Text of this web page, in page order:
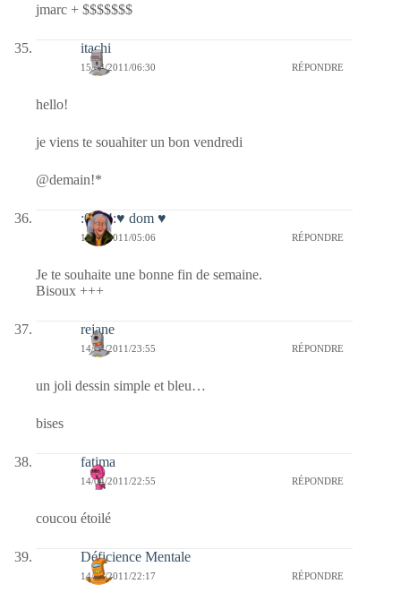
jmarc + $$$$$$$
itachi
15/04/2011/06:30 RÉPONDRE
hello!
je viens te souahiter un bon vendredi
@demain!*
:0014:♥ dom ♥
15/04/2011/05:06 RÉPONDRE
Je te souhaite une bonne fin de semaine.
Bisoux +++
rejane
14/04/2011/23:55 RÉPONDRE
un joli dessin simple et bleu…
bises
fatima
14/04/2011/22:55 RÉPONDRE
coucou étoilé
Déficience Mentale
14/04/2011/22:17 RÉPONDRE